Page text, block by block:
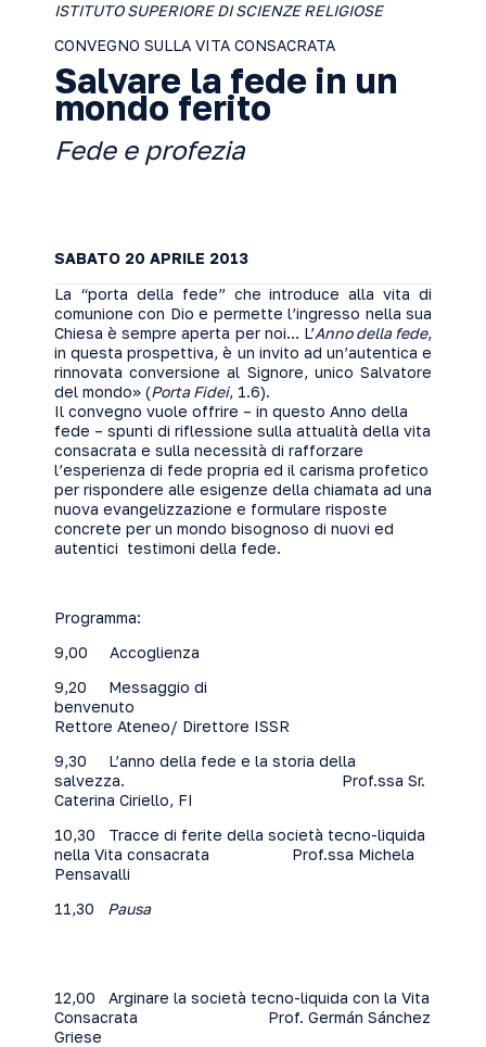
ISTITUTO SUPERIORE DI SCIENZE RELIGIOSE
CONVEGNO SULLA VITA CONSACRATA
Salvare la fede in un
mondo ferito
Fede e profezia
SABATO 20 APRILE 2013
La “porta della fede” che introduce alla vita di
comunione con Dio e permette l’ingresso nella sua
Chiesa è sempre aperta per noi… L’Anno della fede,
in questa prospettiva, è un invito ad un’autentica e
rinnovata conversione al Signore, unico Salvatore
del mondo» (Porta Fidei, 1.6).
Il convegno vuole offrire – in questo Anno della
fede – spunti di riflessione sulla attualità della vita
consacrata e sulla necessità di rafforzare
l’esperienza di fede propria ed il carisma profetico
per rispondere alle esigenze della chiamata ad una
nuova evangelizzazione e formulare risposte
concrete per un mondo bisognoso di nuovi ed
autentici testimoni della fede.
Programma:
9,00 Accoglienza
9,20 Messaggio di
benvenuto
Rettore Ateneo/ Direttore ISSR
9,30 L’anno della fede e la storia della
salvezza. Prof.ssa Sr.
Caterina Ciriello, FI
10,30 Tracce di ferite della società tecno-liquida
nella Vita consacrata Prof.ssa Michela
Pensavalli
11,30 Pausa
12,00 Arginare la società tecno-liquida con la Vita
Consacrata Prof. Germán Sánchez
Griese